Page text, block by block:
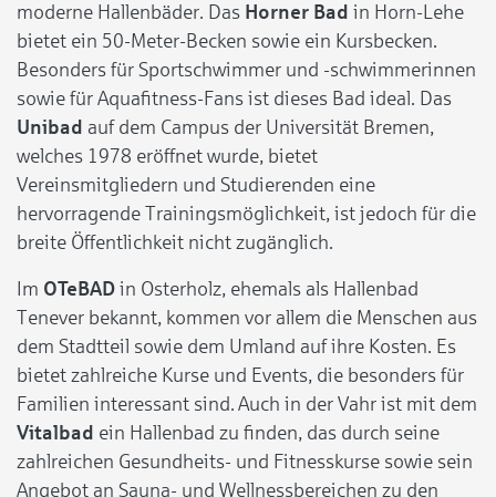
moderne Hallenbäder. Das Horner Bad in Horn-Lehe
bietet ein 50-Meter-Becken sowie ein Kursbecken.
Besonders für Sportschwimmer und -schwimmerinnen
sowie für Aquafitness-Fans ist dieses Bad ideal. Das
Unibad auf dem Campus der Universität Bremen,
welches 1978 eröffnet wurde, bietet
Vereinsmitgliedern und Studierenden eine
hervorragende Trainingsmöglichkeit, ist jedoch für die
breite Öffentlichkeit nicht zugänglich.
Im OTeBAD in Osterholz, ehemals als Hallenbad
Tenever bekannt, kommen vor allem die Menschen aus
dem Stadtteil sowie dem Umland auf ihre Kosten. Es
bietet zahlreiche Kurse und Events, die besonders für
Familien interessant sind. Auch in der Vahr ist mit dem
Vitalbad ein Hallenbad zu finden, das durch seine
zahlreichen Gesundheits- und Fitnesskurse sowie sein
Angebot an Sauna- und Wellnessbereichen zu den